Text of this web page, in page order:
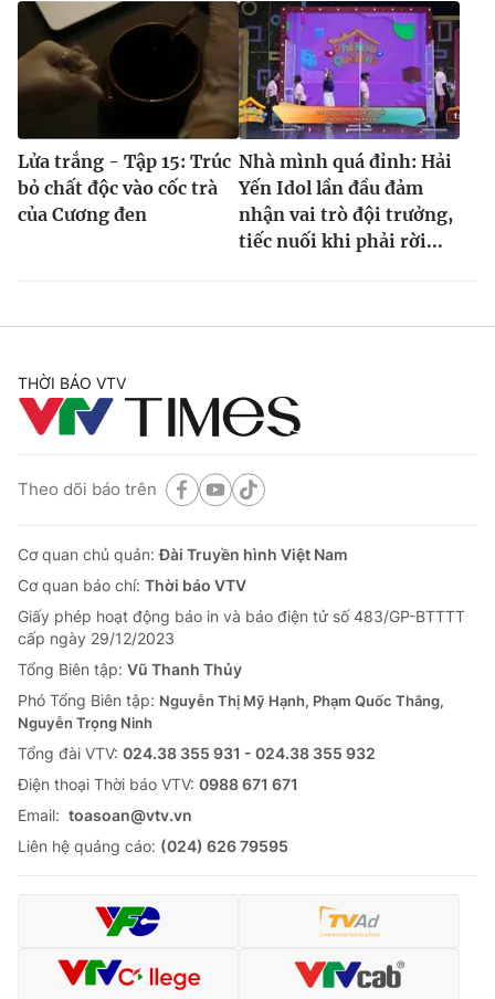
Lửa trắng - Tập 15: Trúc
bỏ chất độc vào cốc trà
của Cương đen
Nhà mình quá đỉnh: Hải
Yến Idol lần đầu đảm
nhận vai trò đội trưởng,
tiếc nuối khi phải rời...
THỜI BÁO VTV
Theo dõi báo trên
Cơ quan chủ quản:Đài Truyền hình Việt Nam
Cơ quan báo chí: Thời báo VTV
Giấy phép hoạt động báo in và báo điện tử số 483/GP-BTTTT
cấp ngày 29/12/2023
Tổng Biên tập: Vũ Thanh Thủy
Phó Tổng Biên tập: Nguyễn Thị Mỹ Hạnh, Phạm Quốc Thắng,
Nguyễn Trọng Ninh
Tổng đài VTV: 024.38 355 931 - 024.38 355 932
Ðiện thoại Thời báo VTV: 0988 671 671
Email: toasoan@vtv.vn
Liên hệ quảng cáo: (024) 626 79595